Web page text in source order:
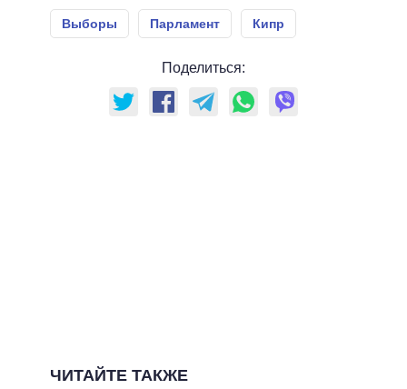
Выборы Парламент Кипр
Поделиться:
ЧИТАЙТЕ ТАКЖЕ